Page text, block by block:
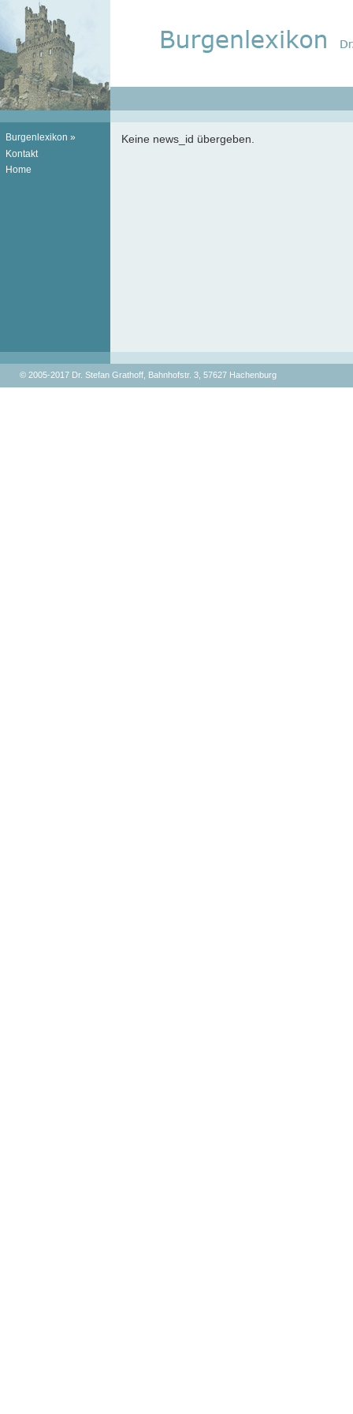
Burgenlexikon »
Kontakt
Home
Keine news_id übergeben.
© 2005-2017 Dr. Stefan Grathoff, Bahnhofstr. 3, 57627 Hachenburg